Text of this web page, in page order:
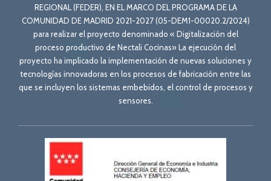
REGIONAL (FEDER), EN EL MARCO DEL PROGRAMA DE LA
COMUNIDAD DE MADRID 2021-2027 (05-DEM1-00020.2/2024)
para realizar el proyecto denominado « Digitalización del
proceso productivo de Nectali Cocinas» La ejecución del
proyecto ha implicado la implementación de nuevas soluciones y
tecnologías innovadoras en los procesos de fabricación entre las
que se incluyen los sistemas embebidos, el control de procesos y
sensores.